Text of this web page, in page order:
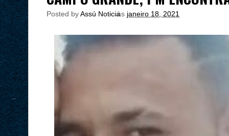
Posted byAssú Noticia
às janeiro 18, 2021